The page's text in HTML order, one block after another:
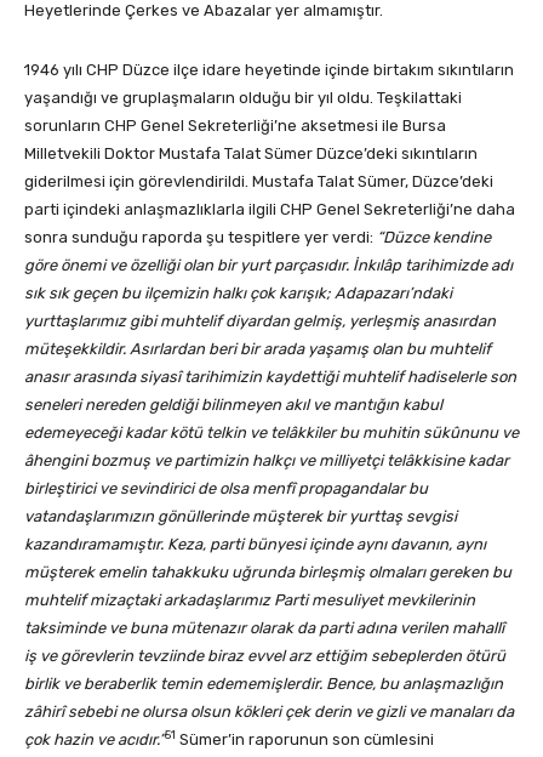
Heyetlerinde Çerkes ve Abazalar yer almamıştır.
1946 yılı CHP Düzce ilçe idare heyetinde içinde birtakım sıkıntıların
yaşandığı ve gruplaşmaların olduğu bir yıl oldu. Teşkilattaki
sorunların CHP Genel Sekreterliği’ne aksetmesi ile Bursa
Milletvekili Doktor Mustafa Talat Sümer Düzce’deki sıkıntıların
giderilmesi için görevlendirildi. Mustafa Talat Sümer, Düzce’deki
parti içindeki anlaşmazlıklarla ilgili CHP Genel Sekreterliği’ne daha
sonra sunduğu raporda şu tespitlere yer verdi: “Düzce kendine
göre önemi ve özelliği olan bir yurt parçasıdır. İnkılâp tarihimizde adı
sık sık geçen bu ilçemizin halkı çok karışık; Adapazarı’ndaki
yurttaşlarımız gibi muhtelif diyardan gelmiş, yerleşmiş anasırdan
müteşekkildir. Asırlardan beri bir arada yaşamış olan bu muhtelif
anasır arasında siyasî tarihimizin kaydettiği muhtelif hadiselerle son
seneleri nereden geldiği bilinmeyen akıl ve mantığın kabul
edemeyeceği kadar kötü telkin ve telâkkiler bu muhitin sükûnunu ve
âhengini bozmuş ve partimizin halkçı ve milliyetçi telâkkisine kadar
birleştirici ve sevindirici de olsa menfî propagandalar bu
vatandaşlarımızın gönüllerinde müşterek bir yurttaş sevgisi
kazandıramamıştır. Keza, parti bünyesi içinde aynı davanın, aynı
müşterek emelin tahakkuku uğrunda birleşmiş olmaları gereken bu
muhtelif mizaçtaki arkadaşlarımız Parti mesuliyet mevkilerinin
taksiminde ve buna mütenazır olarak da parti adına verilen mahallî
iş ve görevlerin tevziinde biraz evvel arz ettiğim sebeplerden ötürü
birlik ve beraberlik temin edememişlerdir. Bence, bu anlaşmazlığın
zâhirî sebebi ne olursa olsun kökleri çek derin ve gizli ve manaları da
çok hazin ve acıdır.”51 Sümer’in raporunun son cümlesini